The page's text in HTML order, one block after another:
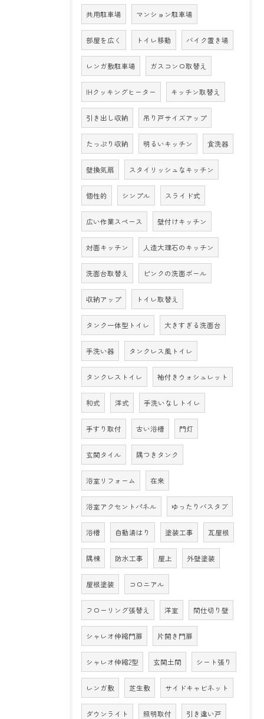
共用駐車場 マンション駐車場
部屋を広く トイレ移動 バイク置き場
レンガ敷駐車場 ガスコンロ取替え
IHクッキングヒーター キッチン取替え
引き出し収納 吊り戸サイズアップ
たっぷり収納 明るいキッチン 食洗器
壁換気扇 スタイリッシュなキッチン
個性的 シンプル スライド式
広い作業スペース 壁付けキッチン
対面キッチン 人造大理石のキッチン
洗面台取替え ピンクの洗面ボール
収納アップ トイレ取替え
タンク一体型トイレ 大きすぎる洗面台
手洗い器 タンクレス風トイレ
タンクレストイレ 袖付きウォシュレット
和式 洋式 手洗いなしトイレ
手すり取付 古い浴槽 門灯
玄関タイル 隅つきタンク
浴室リフォーム 在来
浴室アクセントパネル ゆったりバスタブ
浴槽 自動湯はり 塗装工事 瓦屋根
隅棟 防水工事 屋上 外壁塗装
屋根塗装 コロニアル
フローリング張替え 洋室 間仕切り壁
シャレオ伸縮門扉 片開き門扉
シャレオ伸縮2型 玄関土間 シート張り
レンガ敷 芝生敷 サイドキャビネット
ダウンライト 照明取付 引き違い戸